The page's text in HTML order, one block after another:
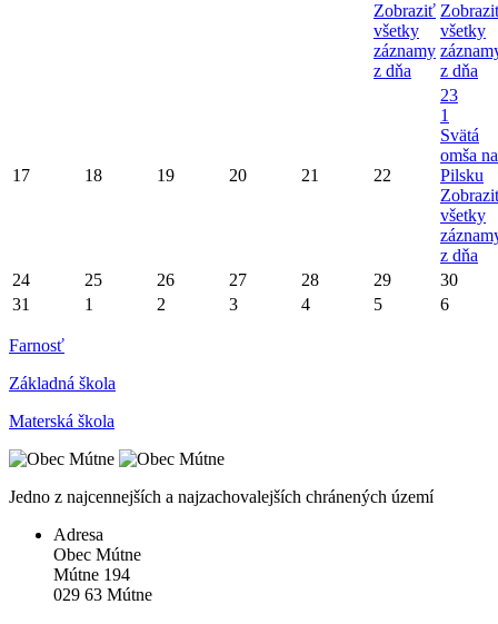
Zobraziť
všetky
záznamy
z dňa
všetky
z dňa
17 18 19 20 21 22
23
1
Svätá
omša na
Pilsku
všetky
z dňa
24
25 26 27 28 29
30
31
1 2 3 4 5 6
Farnosť
Základná škola
Materská škola
Jedno z najcennejších a najzachovalejších chránených území
Adresa
Obec Mútne
Mútne 194
029 63 Mútne